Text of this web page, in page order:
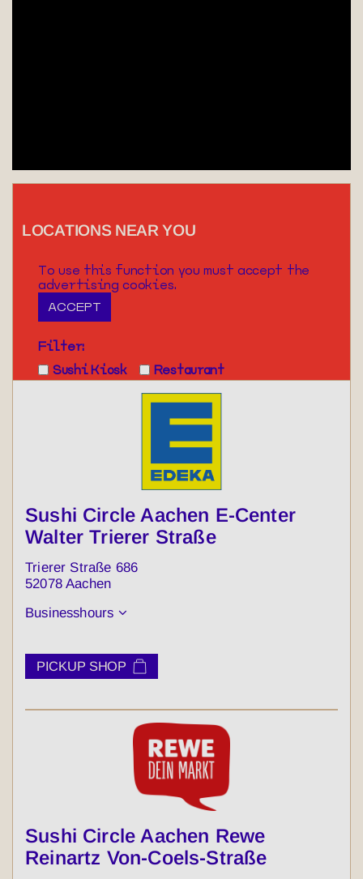
LOCATIONS NEAR YOU
To use this function you must accept the
advertising cookies.
ACCEPT
Filter:
Sushi Kiosk
Restaurant
Sushi Circle Aachen E-Center
Walter Trierer Straße
Trierer Straße 686
52078 Aachen
Businesshours
PICKUP SHOP
Sushi Circle Aachen Rewe
Reinartz Von-Coels-Straße